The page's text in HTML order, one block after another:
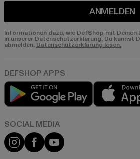
ANMELDEN
Informationen dazu, wie DefShop mit
in unserer Datenschutzerklärung. Du kannst
abmelden. Datenschutzerklärung lesen.
Play market
Instagram
FacebookYouTube